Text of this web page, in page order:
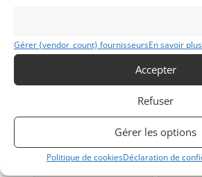
Gérer {vendor_count} fournisseursEn savoir
Accepter
Refuser
Gérer les options
Politique de cookiesDéclaration de
Modifier mon annonce
Contacter le vendeur par mail
Signaler vendu
Obtenir un
financement ?